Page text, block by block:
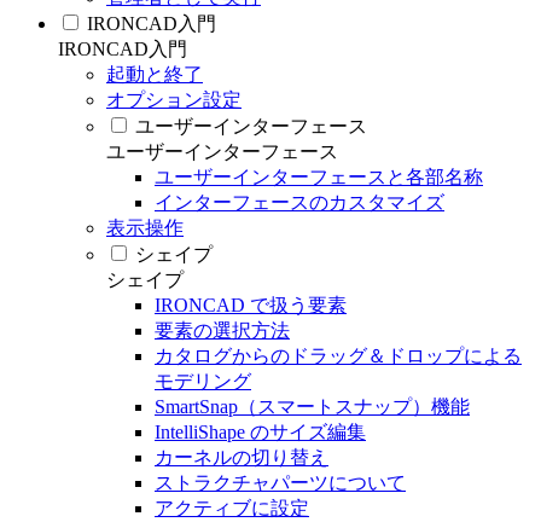
IRONCAD入門
IRONCAD入門
起動と終了
オプション設定
ユーザーインターフェース
ユーザーインターフェース
ユーザーインターフェースと各部名称
インターフェースのカスタマイズ
表示操作
シェイプ
シェイプ
IRONCAD で扱う要素
要素の選択方法
カタログからのドラッグ＆ドロップによる
モデリング
SmartSnap（スマートスナップ）機能
IntelliShape のサイズ編集
カーネルの切り替え
ストラクチャパーツについて
アクティブに設定